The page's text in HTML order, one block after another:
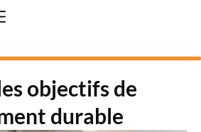
objectifs de
durable